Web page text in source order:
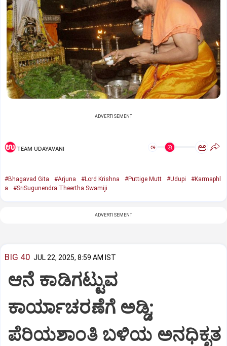
ADVERTISEMENT
TEAM UDAYAVANI ಅ ಅ
#Bhagavad Gita #Arjuna #Lord Krishna #Puttige Mutt #Udupi
#Karmaphl
a
#SriSugunendra Theertha Swamiji
ADVERTISEMENT
BIG 40 JUL 22, 2025, 8:59 AM IST
ಆನೆ ಕಾಡಿಗಟ್ಟುವ
ಕಾರ್ಯಾಚರಣೆಗೆ ಅಡ್ಡಿ;
ಪೆರಿಯಶಾಂತಿ ಬಳಿಯ ಅನಧಿಕೃತ